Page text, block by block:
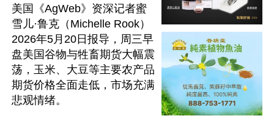
美国《AgWeb》资深记者蜜
雪儿·鲁克（Michelle Rook）
2026年5月20日报导，周三早
盘美国谷物与牲畜期货大幅震
荡，玉米、大豆等主要农产品
期货价格全面走低，市场充满
悲观情绪。